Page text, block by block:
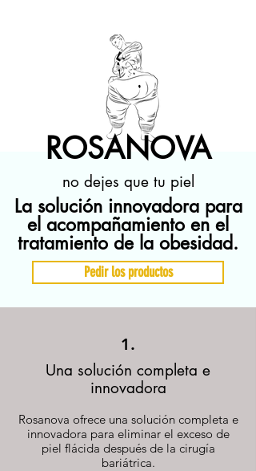
ROSANOVA
no dejes que tu piel
La solución innovadora para
el acompañamiento en el
tratamiento de la obesidad.
Pedir los productos
1.
Una solución completa e
innovadora
Rosanova ofrece una solución completa e
innovadora para eliminar el exceso de
piel flácida después de la cirugía
bariátrica.